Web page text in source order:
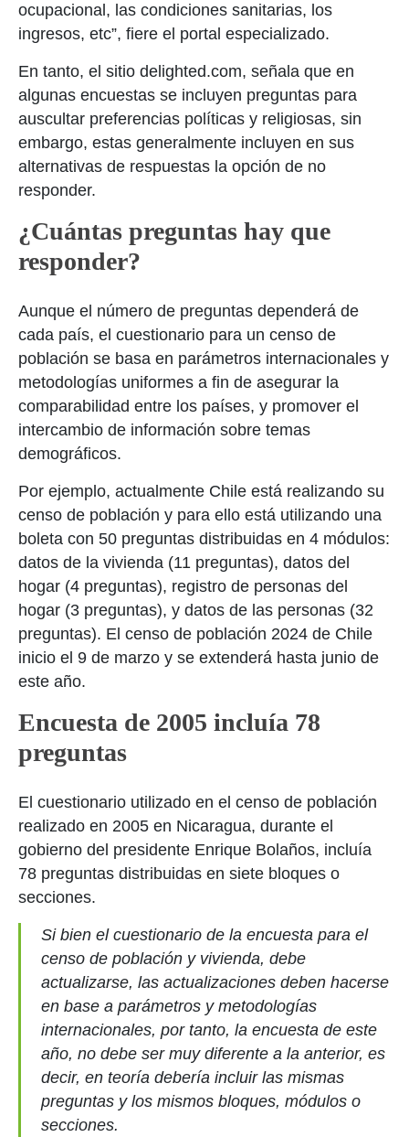
ocupacional, las condiciones sanitarias, los
ingresos, etc”, fiere el portal especializado.
En tanto, el sitio delighted.com, señala que en
algunas encuestas se incluyen preguntas para
auscultar preferencias políticas y religiosas, sin
embargo, estas generalmente incluyen en sus
alternativas de respuestas la opción de no
responder.
¿Cuántas preguntas hay que
responder?
Aunque el número de preguntas dependerá de
cada país, el cuestionario para un censo de
población se basa en parámetros internacionales y
metodologías uniformes a fin de asegurar la
comparabilidad entre los países, y promover el
intercambio de información sobre temas
demográficos.
Por ejemplo, actualmente Chile está realizando su
censo de población y para ello está utilizando una
boleta con 50 preguntas distribuidas en 4 módulos:
datos de la vivienda (11 preguntas), datos del
hogar (4 preguntas), registro de personas del
hogar (3 preguntas), y datos de las personas (32
preguntas). El censo de población 2024 de Chile
inicio el 9 de marzo y se extenderá hasta junio de
este año.
Encuesta de 2005 incluía 78
preguntas
El cuestionario utilizado en el censo de población
realizado en 2005 en Nicaragua, durante el
gobierno del presidente Enrique Bolaños, incluía
78 preguntas distribuidas en siete bloques o
secciones.
Si bien el cuestionario de la encuesta para el
censo de población y vivienda, debe
actualizarse, las actualizaciones deben hacerse
en base a parámetros y metodologías
internacionales, por tanto, la encuesta de este
año, no debe ser muy diferente a la anterior, es
decir, en teoría debería incluir las mismas
preguntas y los mismos bloques, módulos o
secciones.